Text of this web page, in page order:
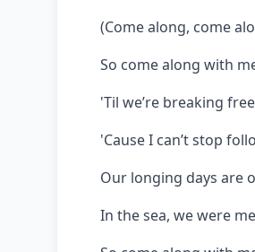
(Come along, come
So come along with
'Til we’re breaking free
'Cause I can’t stop
Our longing days are
In the sea, we were